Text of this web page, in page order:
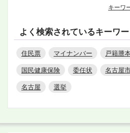
キーワ
よく検索されているキーワ
住民票 マイナンバー 戸籍謄
国民健康保険
委任状 名古屋
名古屋
選挙